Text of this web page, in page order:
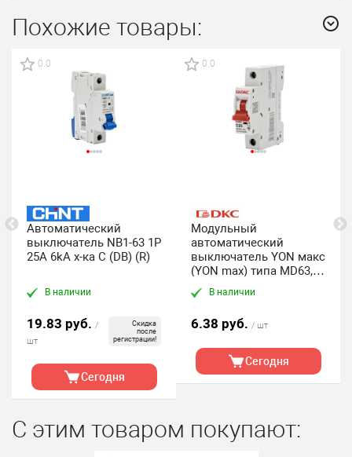
Похожие товары:
0.0
Автоматический
выключатель NB1-63 1P
25A 6kA х-ка C (DB) (R)
В наличии
19.83 руб. /
шт
Скидка
после
регистрации!
Сегодня
0.0
Модульный
автоматический
выключатель YON макс
(YON max) типа MD63, 1
полюс, хар-ка C, 25А,
4,5кА DKC
В наличии
6.38 руб. / шт
Сегодня
С этим товаром покупают: